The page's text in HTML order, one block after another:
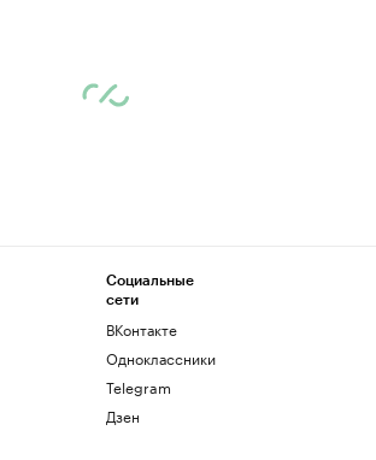
Социальные
сети
ВКонтакте
Одноклассники
Telegram
Дзен